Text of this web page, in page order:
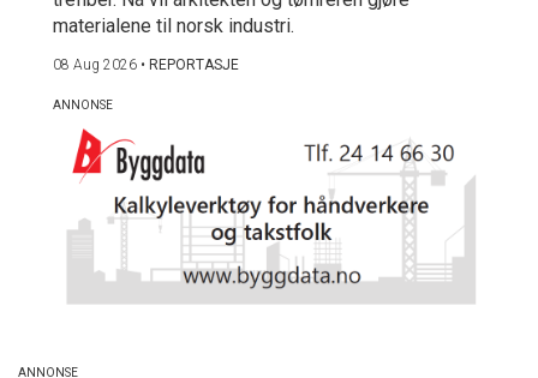
materialene til norsk industri.
08 Aug 2026 • REPORTASJE